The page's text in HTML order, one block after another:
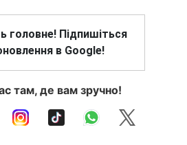
головне! Підпишіться
в Google!
там, де вам зручно!